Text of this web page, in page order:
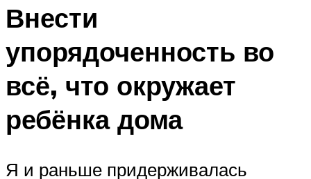
Внести
упорядоченность во
всё, что окружает
ребёнка дома
Я и раньше придерживалась